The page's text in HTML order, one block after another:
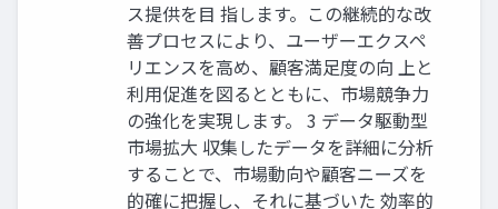
ス提供を目 指します。この継続的な改
善プロセスにより、ユーザーエクスペ
リエンスを高め、顧客満足度の向 上と
利用促進を図るとともに、市場競争力
の強化を実現します。 3 データ駆動型
市場拡大 収集したデータを詳細に分析
することで、市場動向や顧客ニーズを
的確に把握し、それに基づいた 効率的